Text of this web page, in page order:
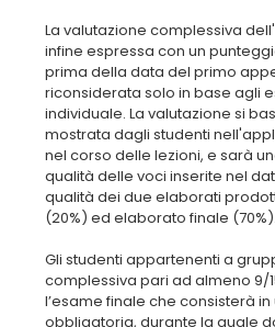
La valutazione complessiva
infine espressa con un
prima della data del primo
riconsiderata solo in base agli
individuale. La valutazione si
mostrata dagli studenti
nel corso delle lezioni, e sarà
qualità delle voci inserite nel
qualità dei due elaborati
(20%) ed elaborato finale (70%).
Gli studenti appartenenti a
complessiva pari ad almeno 9/
l’esame finale che consisterà
obbligatoria, durante la quale